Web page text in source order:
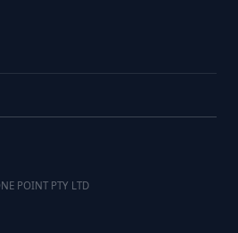
POINT PTY LTD